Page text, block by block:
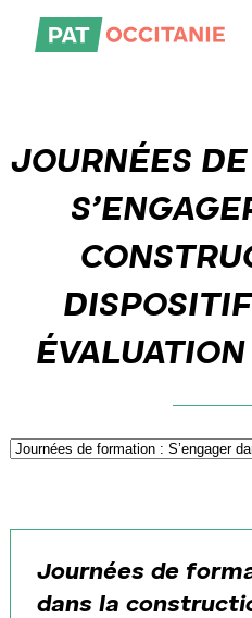
JOURNÉES
Journées de
dans la